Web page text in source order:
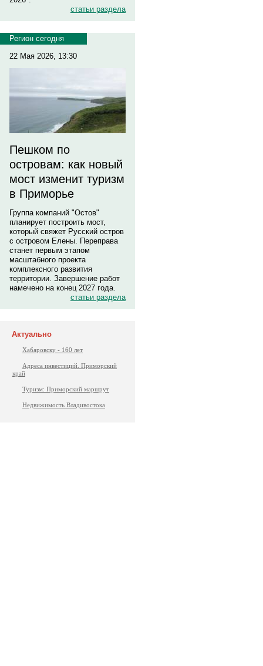
статьи раздела
Регион сегодня
22 Мая 2026, 13:30
Пешком по
островам: как новый
мост изменит туризм
в Приморье
Группа компаний "Остов"
планирует построить мост,
который свяжет Русский остров
с островом Елены. Переправа
станет первым этапом
масштабного проекта
комплексного развития
территории. Завершение работ
намечено на конец 2027 года.
статьи раздела
Актуально
Хабаровску - 160 лет
Адреса инвестиций. Приморский
край
Туризм: Приморский маршрут
Недвижимость Владивостока